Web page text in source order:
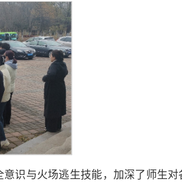
识与火场逃生技能，加深了师生对